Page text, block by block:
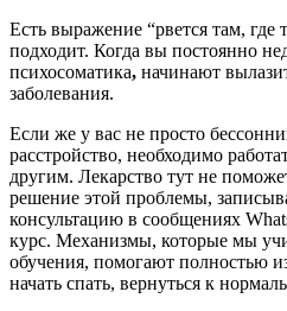
Есть выражение “рвется там, где
подходит. Когда вы постоянно
психосоматика, начинают
заболевания.
Если же у вас не просто
расстройство, необходимо
другим. Лекарство тут не
решение этой проблемы,
консультацию в сообщениях
курс. Механизмы, которые мы
обучения, помогают полностью
начать спать, вернуться к